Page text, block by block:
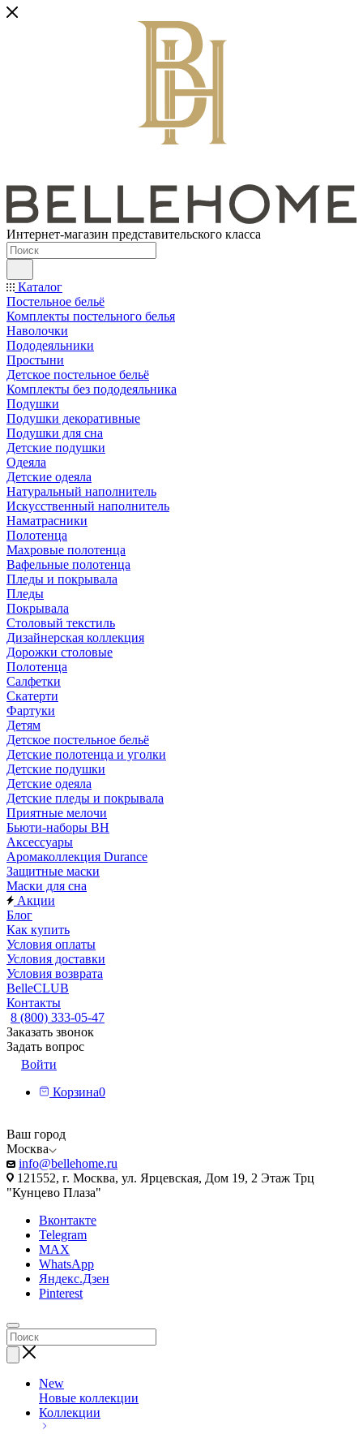
Интернет-магазин представительского класса
Каталог
Постельное бельё
Комплекты постельного белья
Наволочки
Пододеяльники
Простыни
Детское постельное бельё
Комплекты без пододеяльника
Подушки
Подушки декоративные
Подушки для сна
Детские подушки
Одеяла
Детские одеяла
Натуральный наполнитель
Искуcственный наполнитель
Наматрасники
Полотенца
Махровые полотенца
Вафельные полотенца
Пледы и покрывала
Пледы
Покрывала
Столовый текстиль
Дизайнерская коллекция
Дорожки столовые
Полотенца
Салфетки
Скатерти
Фартуки
Детям
Детское постельное бельё
Детские полотенца и уголки
Детские подушки
Детские одеяла
Детские пледы и покрывала
Приятные мелочи
Бьюти-наборы ВН
Аксессуары
Аромаколлекция Durance
Защитные маски
Маски для сна
Акции
Блог
Как купить
Условия оплаты
Условия доставки
Условия возврата
BelleCLUB
Контакты
8 (800) 333-05-47
Заказать звонок
Задать вопрос
Войти
Корзина0
Ваш город
Москва
info@bellehome.ru
121552, г. Москва, ул. Ярцевская, Дом 19, 2 Этаж Трц
"Кунцево Плаза"
Вконтакте
Telegram
MAX
WhatsApp
Яндекс.Дзен
Pinterest
New
Новые коллекции
Коллекции